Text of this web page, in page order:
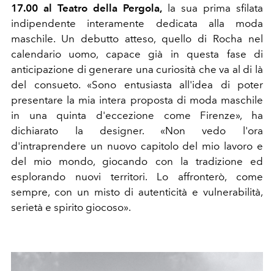
17.00 al Teatro della Pergola, la sua prima sfilata
indipendente interamente dedicata alla moda
maschile. Un debutto atteso, quello di Rocha nel
calendario uomo, capace già in questa fase di
anticipazione di generare una curiosità che va al di là
del consueto. «Sono entusiasta all'idea di poter
presentare la mia intera proposta di moda maschile
in una quinta d'eccezione come Firenze», ha
dichiarato la designer. «Non vedo l'ora
d'intraprendere un nuovo capitolo del mio lavoro e
del mio mondo, giocando con la tradizione ed
esplorando nuovi territori. Lo affronterò, come
sempre, con un misto di autenticità e vulnerabilità,
serietà e spirito giocoso».